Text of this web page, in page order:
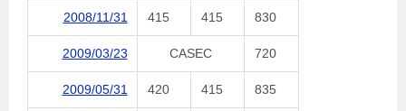
2008/11/31 415 415 830
2009/03/23 CASEC 720
2009/05/31 420 415 835